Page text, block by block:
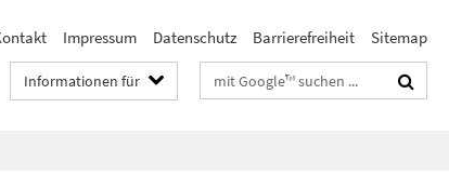
Impressum Datenschutz Barrierefreiheit Sitemap
Informationen für Suchbegriffe